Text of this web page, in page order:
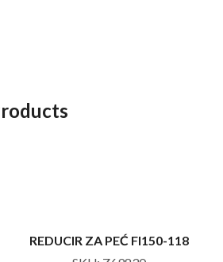
REDUCIR ZA PEĆ FI150-118